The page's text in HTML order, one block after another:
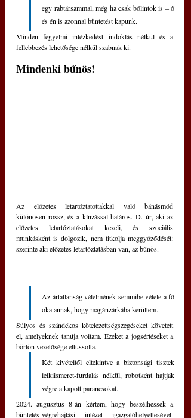
egy rabtársammal, még ha csak bólintok is ‒ ő
és én is azonnal büntetést kapunk.
Minden fegyelmi intézkedést indoklás nélkül és a
fellebbezés lehetősége nélkül szabnak ki.
Mindenki bűnös!
Az előzetes letartóztatottakkal való bánásmód
különösen rossz, és a kínzással határos. D. úr, aki az
előzetes letartóztatásokat kezeli, és szociális
munkásként is dolgozik, nem titkolja meggyőződését:
szerinte aki előzetes letartóztatásban van, az bűnös.
Az ártatlanság vélelmének semmibe vétele a fő
oka annak, hogy magánzárkába kerültem.
Súlyos és szándékos kötelezettségszegéseket követett
el, amelyeknek tanúja voltam. Ezeket a jogsértéseket a
börtön vezetősége eltussolta.
Két kivételtől eltekintve a biztonsági tisztek
lelkiismeret-furdalás nélkül, robotként hajtják
végre a kapott parancsokat.
2024. augusztus 8-án kértem, hogy beszélhessek a
büntetés-végrehajtási intézet igazgatóhelyettesével.